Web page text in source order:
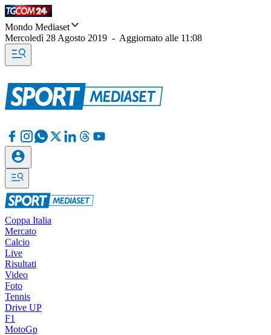
Mondo Mediaset
Mercoledì 28 Agosto 2019 - Aggiornato alle 11:08
Coppa Italia
Mercato
Calcio
Live
Risultati
Video
Foto
Tennis
Drive UP
F1
MotoGp